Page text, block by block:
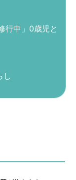
行中」0歳児と
し